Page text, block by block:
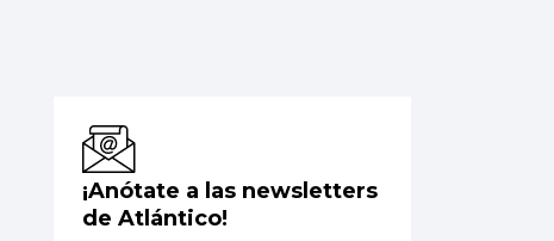
¡Anótate a las newsletters
de Atlántico!